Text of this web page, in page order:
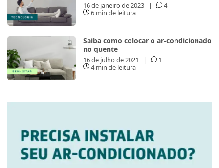
16 de janeiro de 2023 |
4
6 min de leitura
Saiba como colocar o ar-condicionado
no quente
16 de julho de 2021 |
1
4 min de leitura